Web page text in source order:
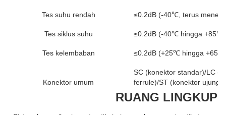
Tes suhu rendah ≤0.2dB (-40℃, terus
Tes siklus suhu ≤0.2dB (-40℃ hingga +85℃,
Tes kelembaban ≤0.2dB (+25℃ hingga
Konektor umum
SC (konektor standar)/LC
ferrule)/ST (konektor ujung
RUANG LINGKUP